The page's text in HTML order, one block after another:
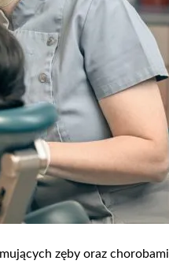
zęby oraz